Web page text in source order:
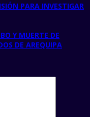
PARA INVESTIGAR
Y MUERTE DE
DE AREQUIPA